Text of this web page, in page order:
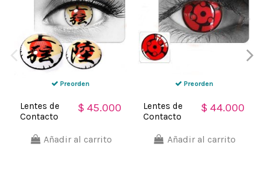
Preorden
Lentes de
Contacto
Daki de
$ 45.000
Añadir al carrito
Preorden
Lentes de
Contacto
Madara
$ 44.000
Añadir al carrito